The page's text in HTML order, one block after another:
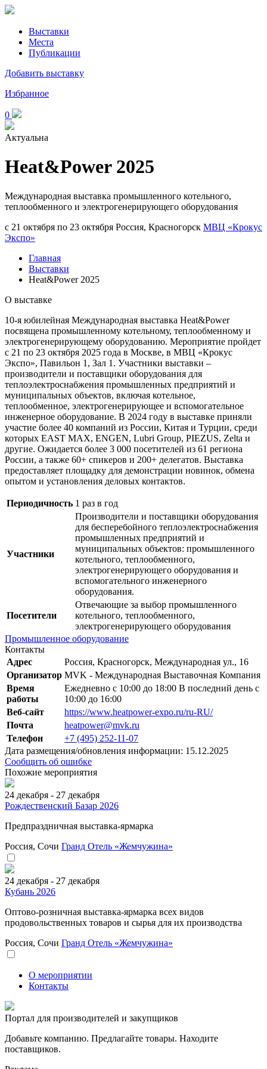
Выставки
Места
Публикации
Добавить выставку
Избранное
0
Актуальна
Heat&Power 2025
Международная выставка промышленного котельного,
теплообменного и электрогенерирующего оборудования
с 21 октября по 23 октября Россия, Красногорск МВЦ «Крокус
Экспо»
Главная
Выставки
Heat&Power 2025
О выставке
10-я юбилейная Международная выставка Heat&Power
посвящена промышленному котельному, теплообменному и
электрогенерирующему оборудованию. Мероприятие пройдет
с 21 по 23 октября 2025 года в Москве, в МВЦ «Крокус
Экспо», Павильон 1, Зал 1. Участники выставки –
производители и поставщики оборудования для
теплоэлектроснабжения промышленных предприятий и
муниципальных объектов, включая котельное,
теплообменное, электрогенерирующее и вспомогательное
инженерное оборудование. В 2024 году в выставке приняли
участие более 40 компаний из России, Китая и Турции, среди
которых EAST MAX, ENGEN, Lubri Group, PIEZUS, Zelta и
другие. Ожидается более 3 000 посетителей из 61 региона
России, а также 60+ спикеров и 200+ делегатов. Выставка
предоставляет площадку для демонстрации новинок, обмена
опытом и установления деловых контактов.
Периодичность 1 раз в год
Участники
Производители и поставщики оборудования
для бесперебойного теплоэлектроснабжения
промышленных предприятий и
муниципальных объектов: промышленного
котельного, теплообменного,
электрогенерирующего оборудования и
вспомогательного инженерного
оборудования.
Посетители
Отвечающие за выбор промышленного
котельного, теплообменного,
электрогенерирующего оборудования
Промышленное оборудование
Контакты
Адрес
Россия, Красногорск, Международная ул., 16
Организатор MVK - Международная Выставочная Компания
Время
работы
Ежедневно с 10:00 до 18:00 В последний день с
10:00 до 16:00
Веб-сайт
https://www.heatpower-expo.ru/ru-RU/
Почта
heatpower@mvk.ru
Телефон
+7 (495) 252-11-07
Дата размещения/обновления информации: 15.12.2025
Сообщить об ошибке
Похожие мероприятия
24 декабря - 27 декабря
Рождественский Базар 2026
Предпраздничная выставка-ярмарка
Россия, Сочи Гранд Отель «Жемчужина»
24 декабря - 27 декабря
Кубань 2026
Оптово-розничная выставка-ярмарка всех видов
продовольственных товаров и сырья для их производства
Россия, Сочи Гранд Отель «Жемчужина»
О мероприятии
Контакты
Портал для производителей и закупщиков
Добавьте компанию. Предлагайте товары. Находите
поставщиков.